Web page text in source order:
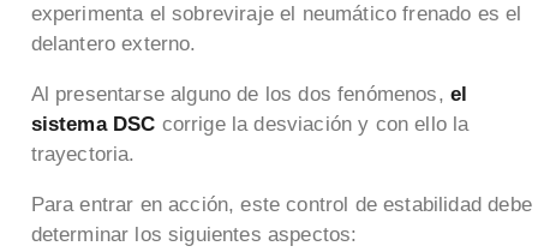
experimenta el sobreviraje el neumático frenado es el
delantero externo.
Al presentarse alguno de los dos fenómenos, el
sistema DSC corrige la desviación y con ello la
trayectoria.
Para entrar en acción, este control de estabilidad debe
determinar los siguientes aspectos: